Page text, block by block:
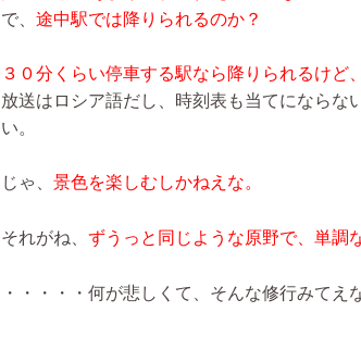
で、 途中駅では降りられるのか？
３０分くらい停車する駅なら降りられるけど
放送はロシア語だし、時刻表も当てにならな
い。
じゃ、 景色を楽しむしかねえな。
それがね、 ずうっと同じような原野で、単調
・・・・・何が悲しくて、そんな修行みてえ